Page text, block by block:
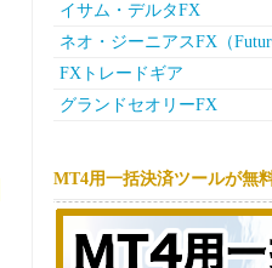
イサム・デルタFX
ネオ・ジーニアスFX（
FXトレードギア
グランドセオリーFX
MT4用一括決済ツールが無